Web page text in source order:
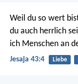
Weil du so wert
du auch herrlich
ich Menschen an
Jesaja 43:4 Liebe